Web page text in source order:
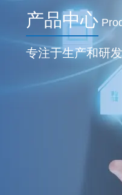
产品中心
专注于生产和研